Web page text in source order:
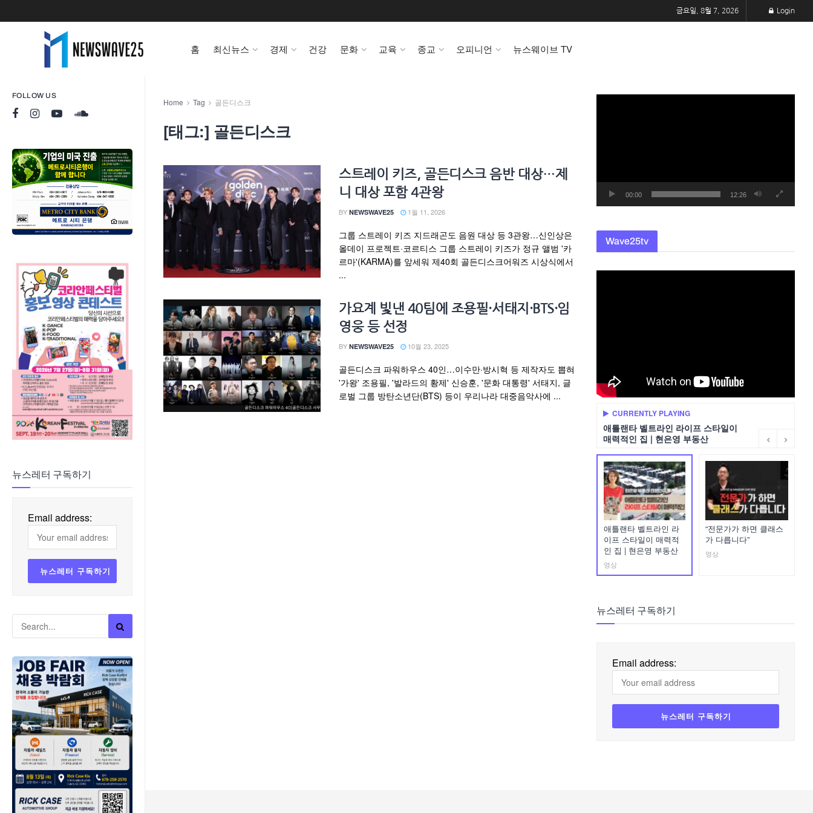
FOLLOW US
뉴스레터 구독하기
Email address:
금요일, 8월 7, 2026 Login
홈 최신뉴스 경제 건강 문화 교육 종교 오피니언 뉴스웨이브 TV
Home Tag 골든디스크
[태그:] 골든디스크
스트레이 키즈, 골든디스크 음반 대상…제
니 대상 포함 4관왕
BY NEWSWAVE25 1월 11, 2026
그룹 스트레이 키즈 지드래곤도 음원 대상 등 3관왕…신인상은
올데이 프로젝트·코르티스 그룹 스트레이 키즈가 정규 앨범 '카
르마'(KARMA)를 앞세워 제40회 골든디스크어워즈 시상식에서
...
가요계 빛낸 40팀에 조용필·서태지·BTS·임
영웅 등 선정
BY NEWSWAVE25 10월 23, 2025
골든디스크 파워하우스 40인…이수만·방시혁 등 제작자도 뽑혀
'가왕' 조용필, '발라드의 황제' 신승훈, '문화 대통령' 서태지, 글
로벌 그룹 방탄소년단(BTS) 등이 우리나라 대중음악사에 ...
00:00 12:26
Wave25tv
CURRENTLY PLAYING
애틀랜타 벨트라인 라이프 스타일이
매력적인 집 | 현은영 부동산
애틀랜타 벨트라인 라
이프 스타일이 매력적
인 집 | 현은영 부동산
영상
“전문가가 하면 클래스
가 다릅니다”
영상
뉴스레터 구독하기
Email address: